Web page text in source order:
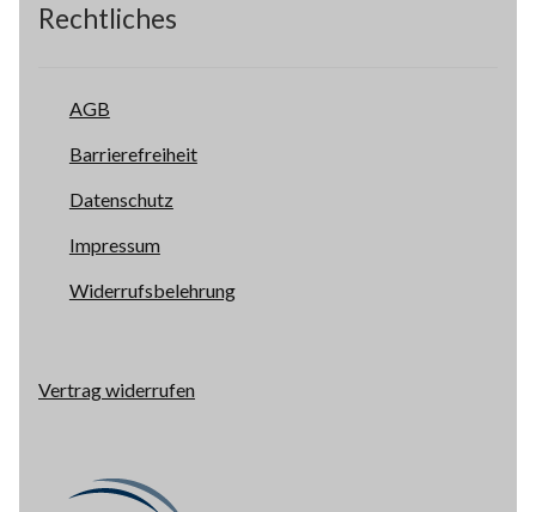
Rechtliches
AGB
Barrierefreiheit
Datenschutz
Impressum
Widerrufsbelehrung
Vertrag widerrufen